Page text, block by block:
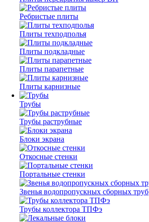
Ребристые плиты
Плиты техподполья
Плиты подкладные
Плиты парапетные
Плиты карнизные
Трубы
Трубы раструбные
Блоки экрана
Откосные стенки
Портальные стенки
Звенья водопропускных сборных труб
Трубы коллектора ТПФэ